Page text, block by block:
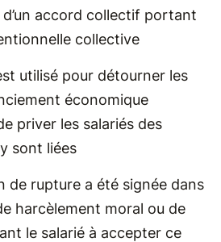
accord collectif portant
collective
utilisé pour détourner les
économique
priver les salariés des
sont liées
de rupture a été signée dans
harcèlement moral ou de
le salarié à accepter ce